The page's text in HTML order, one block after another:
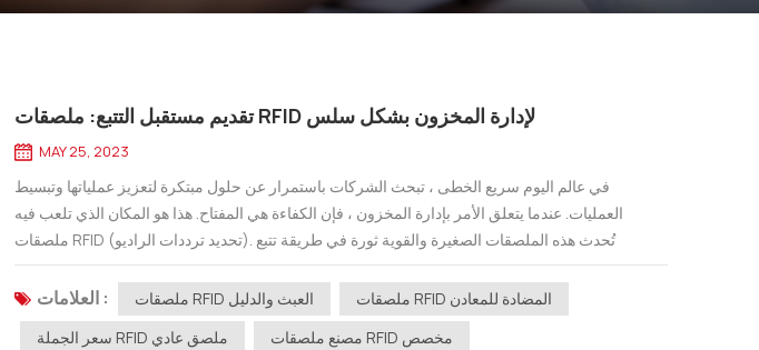
تقديم مستقبل التتبع: ملصقات RFID لإدارة المخزون بشكل سلس
MAY 25, 2023
في عالم اليوم سريع الخطى ، تبحث الشركات باستمرار عن حلول مبتكرة لتعزيز عملياتها وتبسيط
العمليات. عندما يتعلق الأمر بإدارة المخزون ، فإن الكفاءة هي المفتاح. هذا هو المكان الذي تلعب فيه
ملصقات RFID (تحديد ترددات الراديو). تُحدث هذه الملصقات الصغيرة والقوية ثورة في طريقة تتبع
الشركات لأصولها وإدارتها....
العلامات : ملصقات RFID العبث والدليل
ملصقات RFID المضادة للمعادن
سعر الجملة RFID ملصق عادي
مصنع ملصقات RFID مخصص